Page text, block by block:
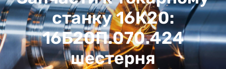
станку 16К20:
16Б20П.070.424
шестерня